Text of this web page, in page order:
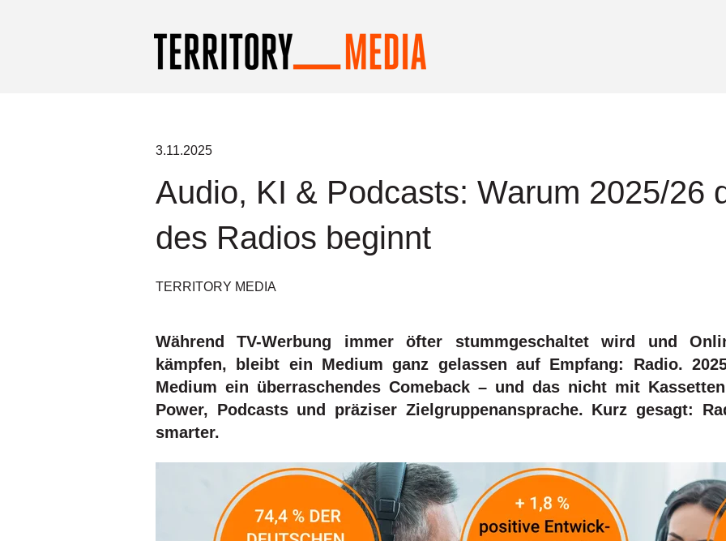
3.11.2025
Audio, KI & Podcasts: Warum 2025/26
des Radios beginnt
TERRITORY MEDIA
Während TV-Werbung immer öfter stummgeschaltet wird und
kämpfen, bleibt ein Medium ganz gelassen auf Empfang: Radio.
Medium ein überraschendes Comeback – und das nicht mit
Power, Podcasts und präziser Zielgruppenansprache. Kurz gesagt:
smarter.